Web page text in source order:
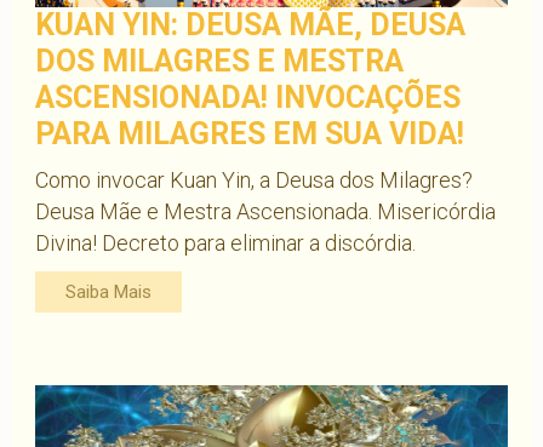
KUAN YIN: DEUSA MÃE, DEUSA
DOS MILAGRES E MESTRA
ASCENSIONADA! INVOCAÇÕES
PARA MILAGRES EM SUA VIDA!
Como invocar Kuan Yin, a Deusa dos Milagres?
Deusa Mãe e Mestra Ascensionada. Misericórdia
Divina! Decreto para eliminar a discórdia.
Saiba Mais